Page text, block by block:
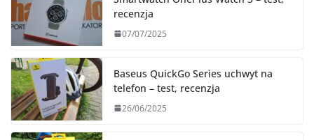
recenzja
07/07/2025
Baseus QuickGo Series uchwyt na
telefon – test, recenzja
26/06/2025